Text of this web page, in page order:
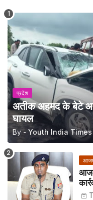
प्रदेश
अतीक अहमद के बेटे
घायल
By - Youth India Times